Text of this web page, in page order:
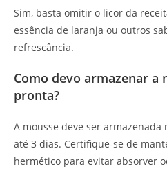
Sim, basta omitir o licor da
essência de laranja ou outros
refrescância.
Como devo armazenar a
pronta?
A mousse deve ser
até 3 dias. Certifique-se de
hermético para evitar absorver